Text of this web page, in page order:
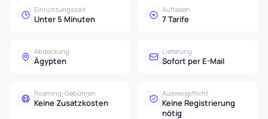
Einrichtungszeit
Unter 5 Minuten
Aufladen
7 Tarife
Abdeckung
Ägypten
Lieferung
Sofort per E-Mail
Roaming-Gebühren
Keine Zusatzkosten
Ausweispflicht
Keine Registrierung
nötig